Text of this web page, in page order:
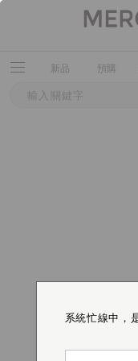
新品 預購
系統忙線中，
系統忙線中，
系統忙線中，
系統忙線中，
系統忙線中，